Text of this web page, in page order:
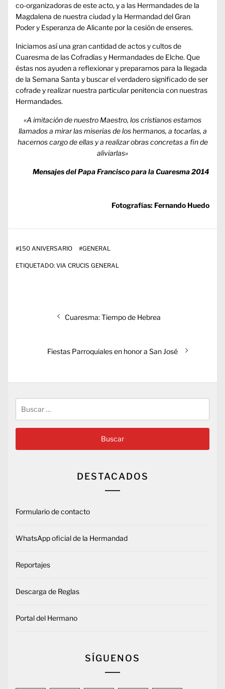
co-organizadoras de este acto, y a las Hermandades de la
Magdalena de nuestra ciudad y la Hermandad del Gran
Poder y Esperanza de Alicante por la cesión de enseres.
Iniciamos así una gran cantidad de actos y cultos de
Cuaresma de las Cofradías y Hermandades de Elche. Que
éstas nos ayuden a reflexionar y prepararnos para la llegada
de la Semana Santa y buscar el verdadero significado de ser
cofrade y realizar nuestra particular penitencia con nuestras
Hermandades.
«A imitación de nuestro Maestro, los cristianos estamos
llamados a mirar las miserias de los hermanos, a tocarlas, a
hacernos cargo de ellas y a realizar obras concretas a fin de
aliviarlas»
Mensajes del Papa Francisco para la Cuaresma 2014
Fotografías: Fernando Huedo
#150 ANIVERSARIO #GENERAL
ETIQUETADO: VIA CRUCIS GENERAL
Entrada
Cuaresma: Tiempo de Hebrea
Entrada
Fiestas Parroquiales en honor a San José
DESTACADOS
Formulario de contacto
WhatsApp oficial de la Hermandad
Reportajes
Descarga de Reglas
Portal del Hermano
SÍGUENOS